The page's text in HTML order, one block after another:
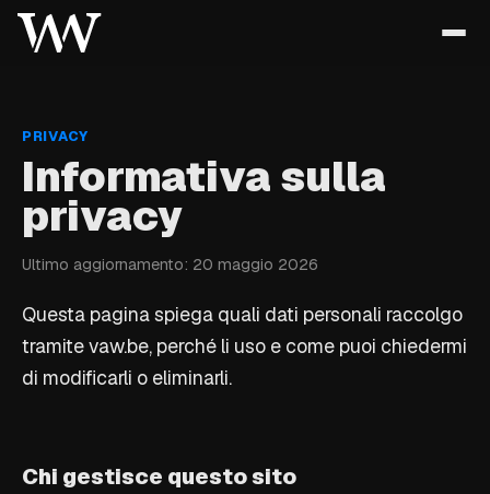
PRIVACY
Informativa sulla
privacy
Ultimo aggiornamento: 20 maggio 2026
Questa pagina spiega quali dati personali raccolgo
tramite vaw.be, perché li uso e come puoi chiedermi
di modificarli o eliminarli.
Chi gestisce questo sito